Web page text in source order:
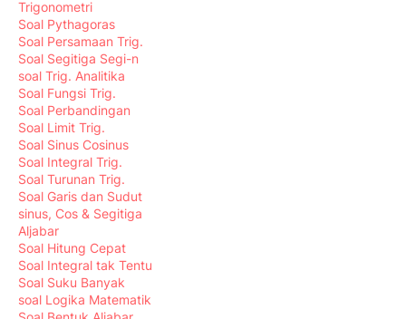
Trigonometri
Soal Pythagoras
Soal Persamaan Trig.
Soal Segitiga Segi-n
soal Trig. Analitika
Soal Fungsi Trig.
Soal Perbandingan
Soal Limit Trig.
Soal Sinus Cosinus
Soal Integral Trig.
Soal Turunan Trig.
Soal Garis dan Sudut
sinus, Cos & Segitiga
Aljabar
Soal Hitung Cepat
Soal Integral tak Tentu
Soal Suku Banyak
soal Logika Matematik